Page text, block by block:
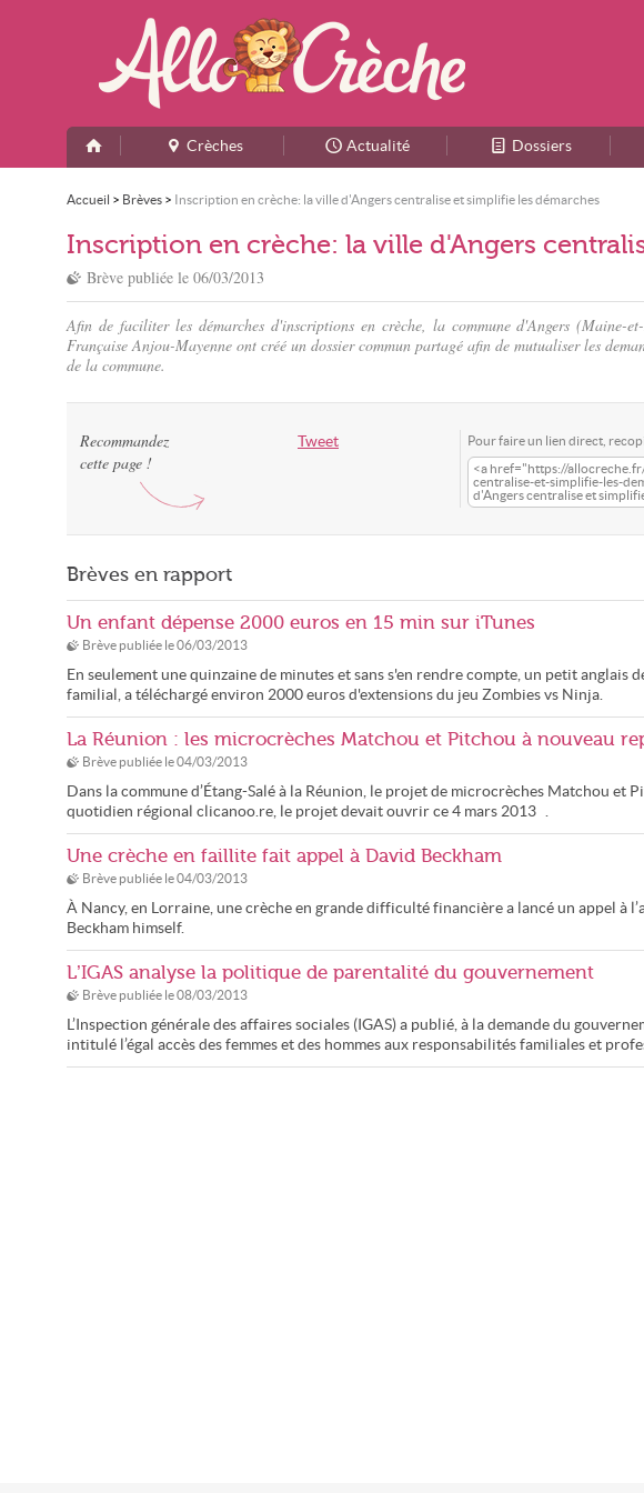
Crèches Actualité Dossiers
Accueil > Brèves > Inscription en crèche: la ville d'Angers centralise et simplifie les démarches
Inscription en crèche: la ville d'Angers
Brève publiée le 06/03/2013
Afin de faciliter les démarches d'inscriptions en crèche, la commune d'Angers
Française Anjou-Mayenne ont créé un dossier commun partagé afin de mutualiser les
de la commune.
Tweet
Recommandez
cette page !
Pour faire un lien direct,
<a href="https://
centralise-et-simplifie-les-
d'Angers centralise et
Brèves en rapport
Un enfant dépense 2000 euros en 15 min sur iTunes
Brève publiée le06/03/2013
En seulement une quinzaine de minutes et sans s'en rendre compte, un petit anglais
familial, a téléchargé environ 2000 euros d'extensions du jeu Zombies vs Ninja.
La Réunion : les microcrèches Matchou et Pitchou à nouveau
Brève publiée le04/03/2013
Dans la commune d’Étang-Salé à la Réunion, le projet de microcrèches Matchou et
quotidien régional clicanoo.re, le projet devait ouvrir ce 4 mars 2013 .
Une crèche en faillite fait appel à David Beckham
Brève publiée le04/03/2013
À Nancy, en Lorraine, une crèche en grande difficulté financière a lancé un appel à
Beckham himself.
L’IGAS analyse la politique de parentalité du gouvernement
Brève publiée le08/03/2013
L’Inspection générale des affaires sociales (IGAS) a publié, à la demande du
intitulé l’égal accès des femmes et des hommes aux responsabilités familiales et